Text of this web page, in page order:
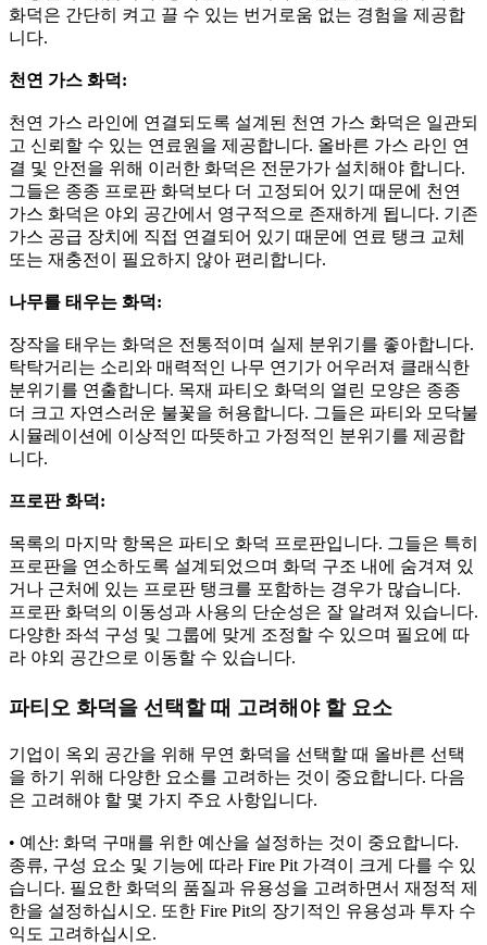
화덕은 간단히 켜고 끌 수 있는 번거로움 없는 경험을 제공합
니다.
천연 가스 화덕:
천연 가스 라인에 연결되도록 설계된 천연 가스 화덕은 일관되
고 신뢰할 수 있는 연료원을 제공합니다. 올바른 가스 라인 연
결 및 안전을 위해 이러한 화덕은 전문가가 설치해야 합니다.
그들은 종종 프로판 화덕보다 더 고정되어 있기 때문에 천연
가스 화덕은 야외 공간에서 영구적으로 존재하게 됩니다. 기존
가스 공급 장치에 직접 연결되어 있기 때문에 연료 탱크 교체
또는 재충전이 필요하지 않아 편리합니다.
나무를 태우는 화덕:
장작을 태우는 화덕은 전통적이며 실제 분위기를 좋아합니다.
탁탁거리는 소리와 매력적인 나무 연기가 어우러져 클래식한
분위기를 연출합니다. 목재 파티오 화덕의 열린 모양은 종종
더 크고 자연스러운 불꽃을 허용합니다. 그들은 파티와 모닥불
시뮬레이션에 이상적인 따뜻하고 가정적인 분위기를 제공합
니다.
프로판 화덕:
목록의 마지막 항목은 파티오 화덕 프로판입니다. 그들은 특히
프로판을 연소하도록 설계되었으며 화덕 구조 내에 숨겨져 있
거나 근처에 있는 프로판 탱크를 포함하는 경우가 많습니다.
프로판 화덕의 이동성과 사용의 단순성은 잘 알려져 있습니다.
다양한 좌석 구성 및 그룹에 맞게 조정할 수 있으며 필요에 따
라 야외 공간으로 이동할 수 있습니다.
파티오 화덕을 선택할 때 고려해야 할 요소
기업이 옥외 공간을 위해 무연 화덕을 선택할 때 올바른 선택
을 하기 위해 다양한 요소를 고려하는 것이 중요합니다. 다음
은 고려해야 할 몇 가지 주요 사항입니다.
• 예산: 화덕 구매를 위한 예산을 설정하는 것이 중요합니다.
종류, 구성 요소 및 기능에 따라 Fire Pit 가격이 크게 다를 수 있
습니다. 필요한 화덕의 품질과 유용성을 고려하면서 재정적 제
한을 설정하십시오. 또한 Fire Pit의 장기적인 유용성과 투자 수
익도 고려하십시오.